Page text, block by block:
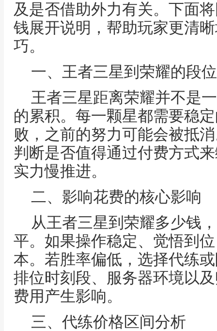
及是否借助外力有关。下面
钱展开说明，帮助玩家更清
巧。
一、王者三星到荣耀的段
王者三星距离荣耀并不是
的累积。每一颗星都需要稳
败，之前的努力可能会被抵
判断是否值得通过付费方式
实力慢推进。
二、影响花费的核心影响
从王者三星到荣耀多少钱
平。如果操作稳定、觉悟到
本。若胜率偏低，选择代练
排位时刻段、服务器环境以
费用产生影响。
三、代练价格区间分析